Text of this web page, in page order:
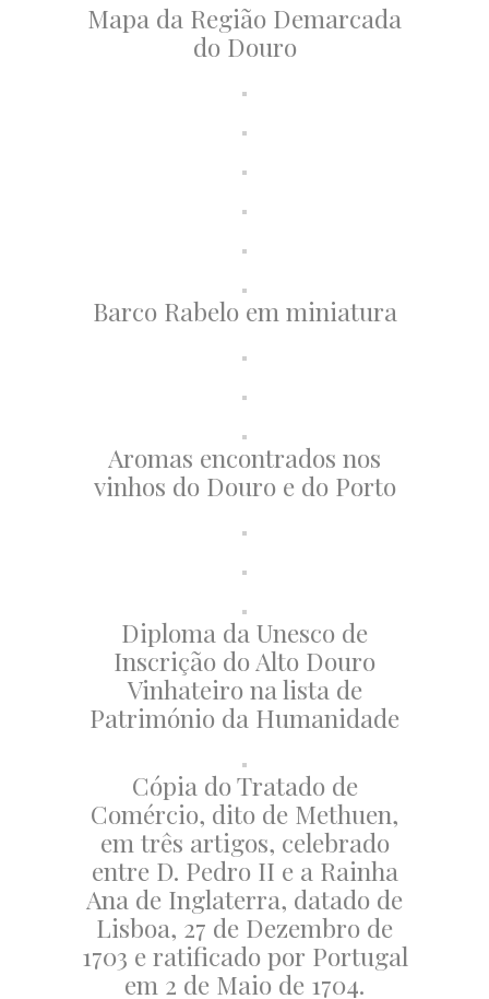
Mapa da Região Demarcada
do Douro
Barco Rabelo em miniatura
Aromas encontrados nos
vinhos do Douro e do Porto
Diploma da Unesco de
Inscrição do Alto Douro
Vinhateiro na lista de
Património da Humanidade
Cópia do Tratado de
Comércio, dito de Methuen,
em três artigos, celebrado
entre D. Pedro II e a Rainha
Ana de Inglaterra, datado de
Lisboa, 27 de Dezembro de
1703 e ratificado por Portugal
em 2 de Maio de 1704.